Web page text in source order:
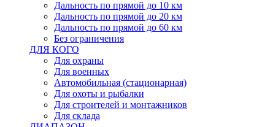
Дальность по прямой до 10 км
Дальность по прямой до 20 км
Дальность по прямой до 60 км
Без ограничения
ДЛЯ КОГО
Для охраны
Для военных
Автомобильная (стационарная)
Для охоты и рыбалки
Для строителей и монтажников
Для склада